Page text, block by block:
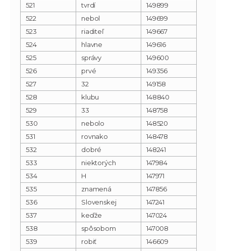
521
tvrdí
149899
522
nebol
149699
523
riaditeľ
149667
524
hlavne
149616
525
správy
149600
526
prvé
149356
527
32
149158
528
klubu
148840
529
33
148758
530
nebolo
148520
531
rovnako
148478
532
dobré
148241
533
niektorých
147984
534
H
147971
535
znamená
147856
536
Slovenskej
147241
537
keďže
147024
538
spôsobom
147008
539
robiť
146609